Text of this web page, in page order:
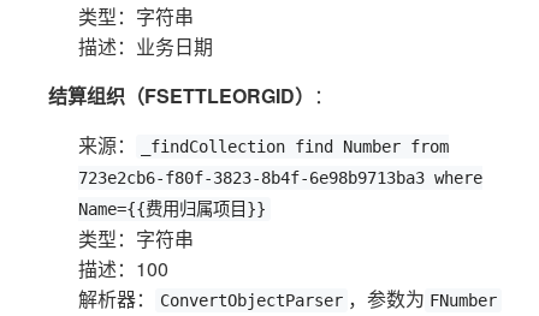
类型：字符串
描述：业务日期
结算组织（FSETTLEORGID） ：
来源：
_findCollection find Number from
723e2cb6-f80f-3823-8b4f-6e98b9713ba3 where
Name={{费用归属项目}}
类型：字符串
描述：100
解析器：
ConvertObjectParser ，参数为 FNumber